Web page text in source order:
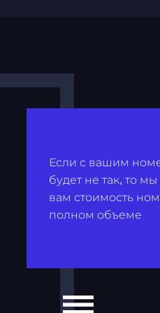
Если с вашим
будет не так, то
вам стоимость
полном объеме